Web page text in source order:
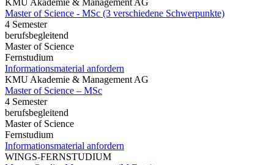
KMU Akademie & Management AG
Master of Science - MSc (3 verschiedene Schwerpunkte)
4 Semester
berufsbegleitend
Master of Science
Fernstudium
Informationsmaterial anfordern
KMU Akademie & Management AG
Master of Science – MSc
4 Semester
berufsbegleitend
Master of Science
Fernstudium
Informationsmaterial anfordern
WINGS-FERNSTUDIUM